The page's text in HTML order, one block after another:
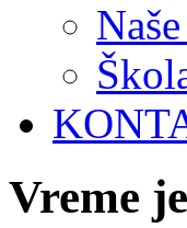
Vreme